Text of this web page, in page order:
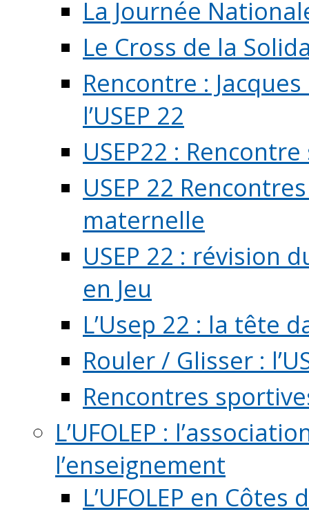
La Journée
Le Cross de la
Rencontre :
l’USEP 22
USEP22 :
USEP 22
maternelle
USEP 22 : révision
en Jeu
L’Usep 22 : la tête
Rouler / Glisser :
Rencontres
L’UFOLEP :
l’enseignement
L’UFOLEP en Côtes